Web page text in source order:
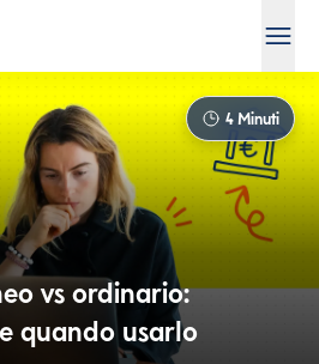
4Minuti
vs ordinario:
quando usarlo